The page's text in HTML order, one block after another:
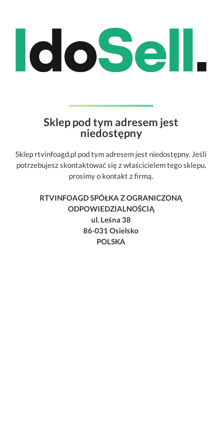
Sklep pod tym adresem jest
niedostępny
Sklep rtvinfoagd.pl pod tym adresem jest niedostępny. Jeśli
potrzebujesz skontaktować się z właścicielem tego sklepu,
prosimy o kontakt z firmą.
RTVINFOAGD SPÓŁKA Z OGRANICZONĄ
ODPOWIEDZIALNOŚCIĄ
ul. Leśna 38
86-031 Osielsko
POLSKA